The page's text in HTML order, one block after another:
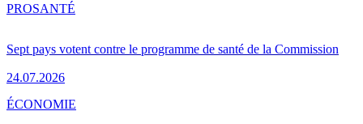
Sept pays votent contre le programme de santé de la Commission
24.07.2026
PROSANTÉ
ÉCONOMIE